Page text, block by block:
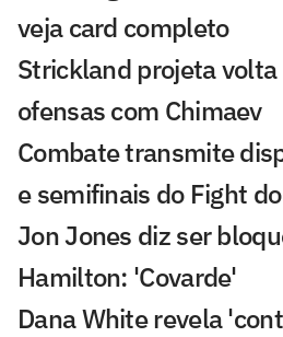
veja card completo
Strickland projeta volta
ofensas com Chimaev
Combate transmite
e semifinais do Fight
Jon Jones diz ser
Hamilton: 'Covarde'
Dana White revela